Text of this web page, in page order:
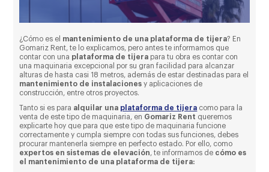
¿Cómo es el mantenimiento de una plataforma de tijera? En
Gomariz Rent, te lo explicamos, pero antes te informamos que
contar con una plataforma de tijera para tu obra es contar con
una maquinaria excepcional por su gran facilidad para alcanzar
alturas de hasta casi 18 metros, además de estar destinadas para el
mantenimiento de instalaciones y aplicaciones de
construcción, entre otros proyectos.
Tanto si es para alquilar una plataforma de tijera como para la
venta de este tipo de maquinaria, en Gomariz Rent queremos
explicarte hoy que para que este tipo de maquinaria funcione
correctamente y cumpla siempre con todas sus funciones, debes
procurar mantenerla siempre en perfecto estado. Por ello, como
expertos en sistemas de elevación, te informamos de cómo es
el mantenimiento de una plataforma de tijera: